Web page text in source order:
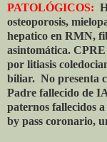
PATOLÓGICOS:
osteoporosis,
hepatico en RMN,
asintomática.
por litiasis
biliar. No presenta
Padre fallecido de
paternos fallecidos
by pass coronario,